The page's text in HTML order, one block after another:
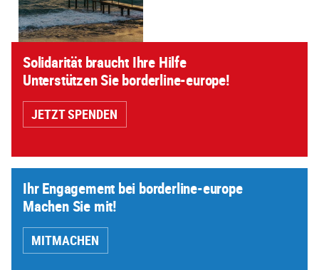
Solidarität braucht Ihre Hilfe
Unterstützen Sie borderline-europe!
JETZT SPENDEN
Ihr Engagement bei borderline-europe
Machen Sie mit!
MITMACHEN